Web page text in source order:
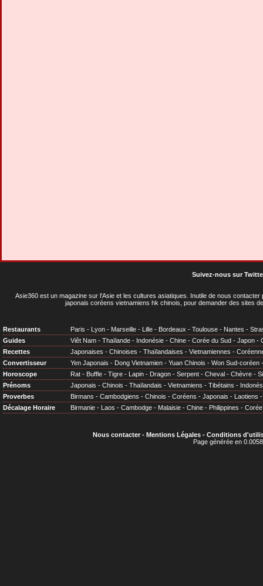
Suivez-nous sur
Asie360 est un magazine sur l'Asie et les cultures asiatiques . Inutile de nous
japonais coréens vietnamiens hk chinois, pour demander des sites
Restaurants Paris - Lyon - Marseille - Lille - Bordeaux - Toulouse - Nantes -
Guides
Viêt Nam - Thaïlande - Indonésie - Chine - Corée du Sud - Japon -
Recettes
Japonaises - Chinoises - Thaïlandaises - Vietnamiennes -
Convertisseur
Yen Japonais - Dong Vietnamien - Yuan Chinois - Won Sud-coréen
Horoscope
Rat - Buffle - Tigre - Lapin - Dragon - Serpent - Cheval - Chèvre -
Prénoms
Japonais - Chinois - Thaïlandais - Vietnamiens - Tibétains -
Proverbes
Birmans - Cambodgiens - Chinois - Coréens - Japonais - Laotiens
Décalage Horaire
Birmanie - Laos - Cambodge - Malaisie - Chine - Philippines - Corée
Nous contacter- Mentions Légales- Conditions
Page générée en